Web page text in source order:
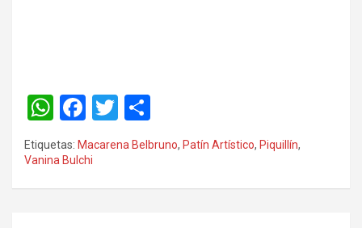
W
h
at
s
F
a
ce
b
T
wi
tt
er
m
p
Etiquetas: Macarena Belbruno, Patín Artístico, Piquillín,
Vanina Bulchi